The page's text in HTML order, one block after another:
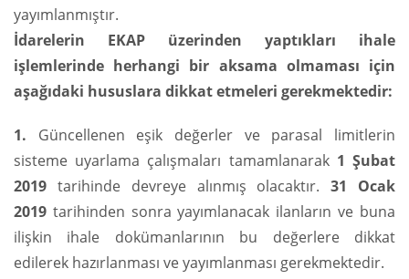
yayımlanmıştır.
İdarelerin EKAP üzerinden yaptıkları ihale
işlemlerinde herhangi bir aksama olmaması için
aşağıdaki hususlara dikkat etmeleri gerekmektedir:
1. Güncellenen eşik değerler ve parasal limitlerin
sisteme uyarlama çalışmaları tamamlanarak 1 Şubat
2019 tarihinde devreye alınmış olacaktır.31 Ocak
2019 tarihinden sonra yayımlanacak ilanların ve buna
ilişkin ihale dokümanlarının bu değerlere dikkat
edilerek hazırlanması ve yayımlanması gerekmektedir.